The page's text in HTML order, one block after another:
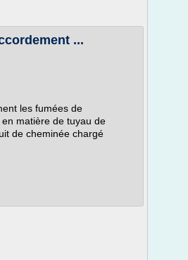
...
les fumées de
matière de tuyau de
de cheminée chargé